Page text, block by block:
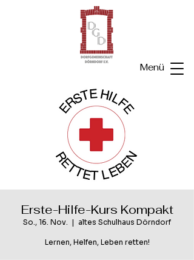
Menü
Erste-Hilfe-Kurs Kompakt
So., 16. Nov.
  |
altes Schulhaus Dörndorf
Lernen, Helfen, Leben retten!